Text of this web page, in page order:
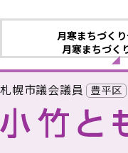
月寒まちづく
月寒まちづく
札幌市議会議員 豊平区